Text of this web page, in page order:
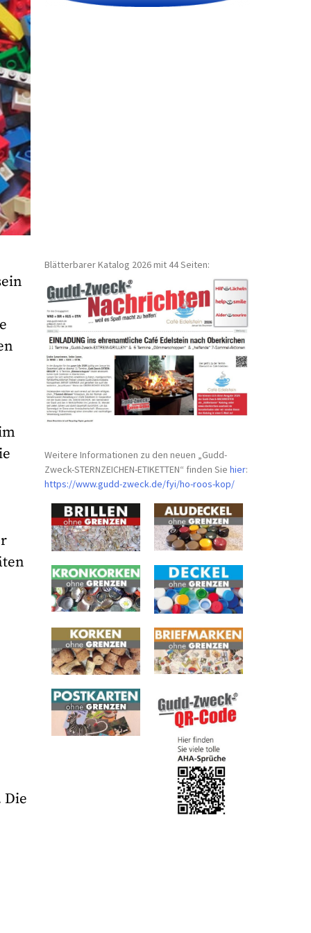
Die
Blätterbarer Katalog 2026 mit 44 Seiten:
Weitere Informationen zu den neuen „Gudd-
Zweck-STERNZEICHEN-ETIKETTEN“ finden Siehier:
https://www.gudd-zweck.de/fyi/ho-roos-kop/